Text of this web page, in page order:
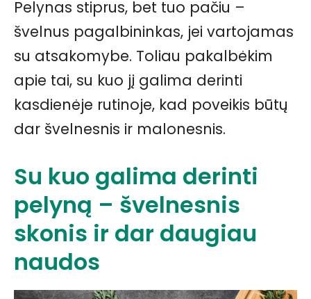
Pelynas stiprus, bet tuo pačiu –
švelnus pagalbininkas, jei vartojamas
su atsakomybe. Toliau pakalbėkim
apie tai, su kuo jį galima derinti
kasdienėje rutinoje, kad poveikis būtų
dar švelnesnis ir malonesnis.
Su kuo galima derinti
pelyną – švelnesnis
skonis ir dar daugiau
naudos